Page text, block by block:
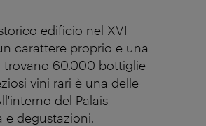
edificio nel XVI
carattere proprio e una
trovano 60.000 bottiglie
vini rari è una delle
del Palais
e degustazioni.